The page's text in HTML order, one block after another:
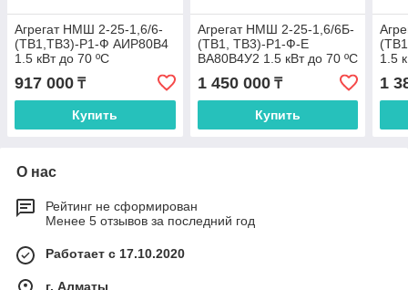
Агрегат НMШ 2-25-1,6/6-
(ТВ1,ТВ3)-Р1-Ф АИР80В4
1.5 кВт до 70 ºС
917 000 ₸
Купить
Агрегат НMШ 2-25-1,6/6Б-
(ТВ1, ТВ3)-Р1-Ф-E
ВА80В4У2 1.5 кВт до 70 ºС
1 450 000₸
Купить
1.5
1
О нас
Рейтинг не сформирован
Менее 5 отзывов за последний год
Работает с 17.10.2020
г. Алматы